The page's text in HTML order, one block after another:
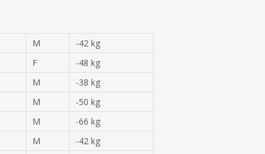
M
-42 kg
F
-48 kg
M
-38 kg
M
-50 kg
M
-66 kg
M
-42 kg